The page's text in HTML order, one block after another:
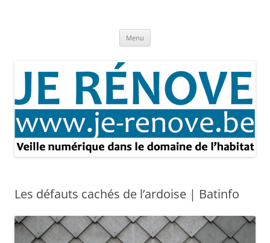
Menu
Les défauts cachés de l’ardoise | Batinfo